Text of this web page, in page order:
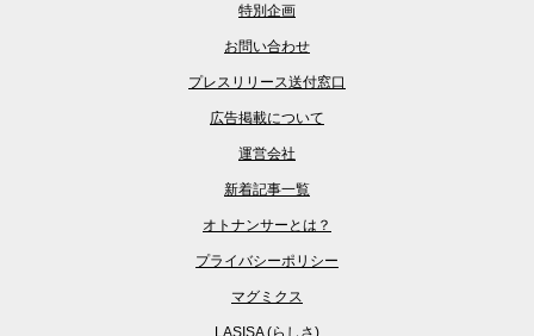
特別企画
お問い合わせ
プレスリリース送付窓口
広告掲載について
運営会社
新着記事一覧
オトナンサーとは？
プライバシーポリシー
マグミクス
LASISA (らしさ)